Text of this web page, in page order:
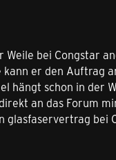
bei Congstar
er den Auftrag
hängt schon in der
an das Forum
bei